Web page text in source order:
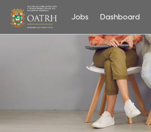
Jobs Dashboard
Single